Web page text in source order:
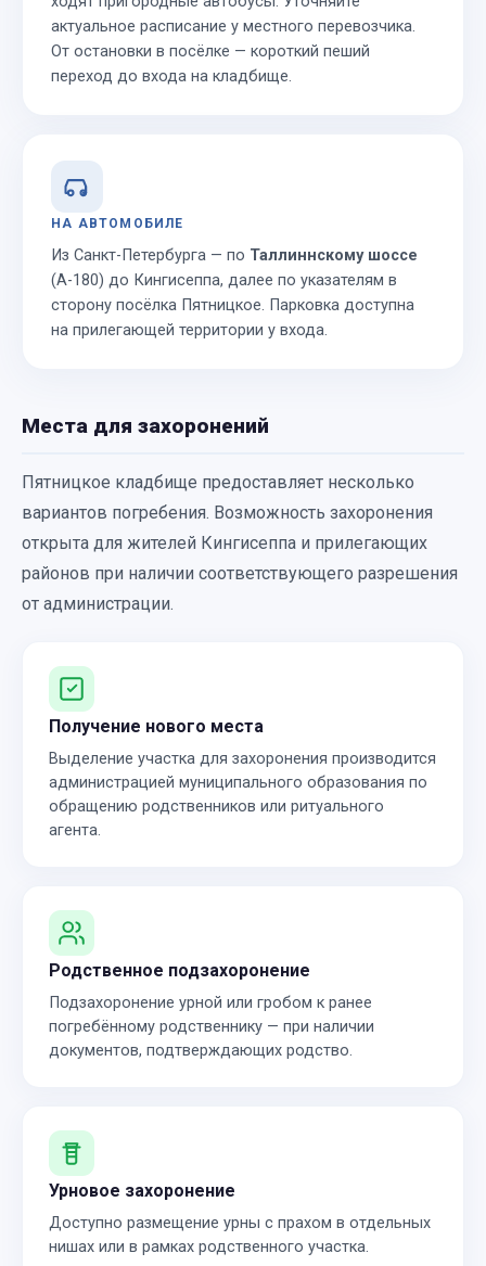
актуальное расписание у местного перевозчика.
От остановки в посёлке — короткий пеший
переход до входа на кладбище.
НА АВТОМОБИЛЕ
Из Санкт-Петербурга — по Таллиннскому шоссе
(А-180) до Кингисеппа, далее по указателям в
сторону посёлка Пятницкое. Парковка доступна
на прилегающей территории у входа.
Места для захоронений
Пятницкое кладбище предоставляет несколько
вариантов погребения. Возможность захоронения
открыта для жителей Кингисеппа и прилегающих
районов при наличии соответствующего разрешения
от администрации.
Получение нового места
Выделение участка для захоронения производится
администрацией муниципального образования по
обращению родственников или ритуального
агента.
Родственное подзахоронение
Подзахоронение урной или гробом к ранее
погребённому родственнику — при наличии
документов, подтверждающих родство.
Урновое захоронение
Доступно размещение урны с прахом в отдельных
нишах или в рамках родственного участка.